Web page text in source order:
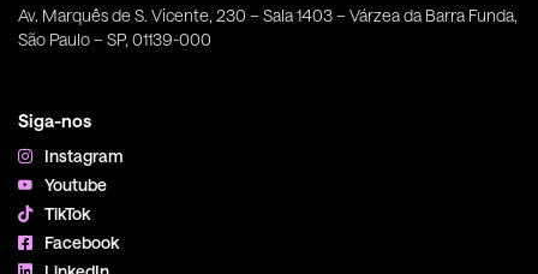
Av. Marquês de S. Vicente, 230 – Sala 1403 – Várzea da Barra Funda,
São Paulo – SP, 01139-000
Siga-nos
Instagram
Youtube
TikTok
Facebook